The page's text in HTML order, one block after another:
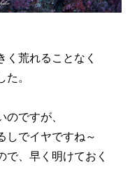
く荒れることなく
た。
のですが、
しでイヤですね～
で、早く明けておく